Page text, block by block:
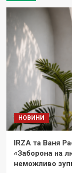
НОВИНИ
IRZA та Ваня
«Заборона на
неможливо